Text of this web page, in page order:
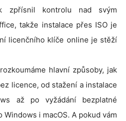
zpřísnil kontrolu nad svým
takže instalace přes ISO je
licenčního klíče online je stěží
hlavní způsoby, jak
licence, od stažení a instalace
až po vyžádání bezplatné
i macOS. A pokud vám